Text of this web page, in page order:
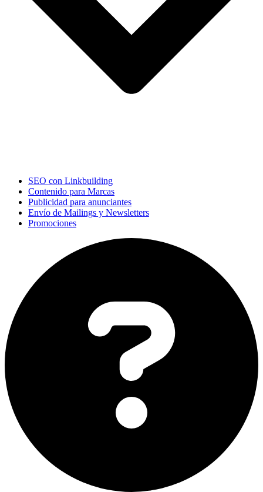
SEO con Linkbuilding
Contenido para Marcas
Publicidad para anunciantes
Envío de Mailings y Newsletters
Promociones